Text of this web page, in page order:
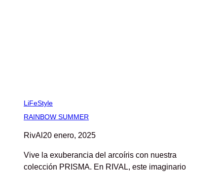
LiFeStyle
RAINBOW SUMMER
RivAl 20 enero, 2025
Vive la exuberancia del arcoíris con nuestra
colección PRISMA. En RIVAL, este imaginario